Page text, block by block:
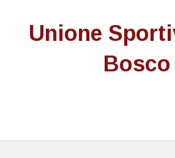
Unione
Bosco